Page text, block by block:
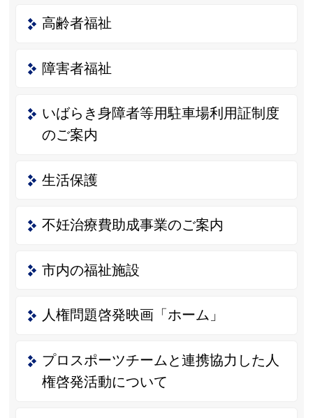
高齢者福祉
障害者福祉
いばらき身障者等用駐車場利用証制度
のご案内
生活保護
不妊治療費助成事業のご案内
市内の福祉施設
人権問題啓発映画「ホーム」
プロスポーツチームと連携協力した人
権啓発活動について